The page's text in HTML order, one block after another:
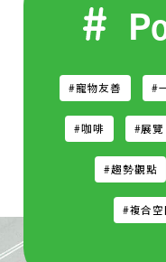
#寵物友善 #
#咖啡 #展覽
#趨勢觀點
#複合空